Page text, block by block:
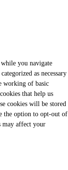
you navigate
as necessary
working of basic
that help us
cookies will be stored
the option to opt-out of
may affect your